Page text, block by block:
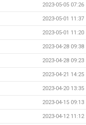
2023-05-05 07:26
2023-05-01 11:37
2023-05-01 11:20
2023-04-28 09:38
2023-04-28 09:23
2023-04-21 14:25
2023-04-20 13:35
2023-04-15 09:13
2023-04-12 11:12